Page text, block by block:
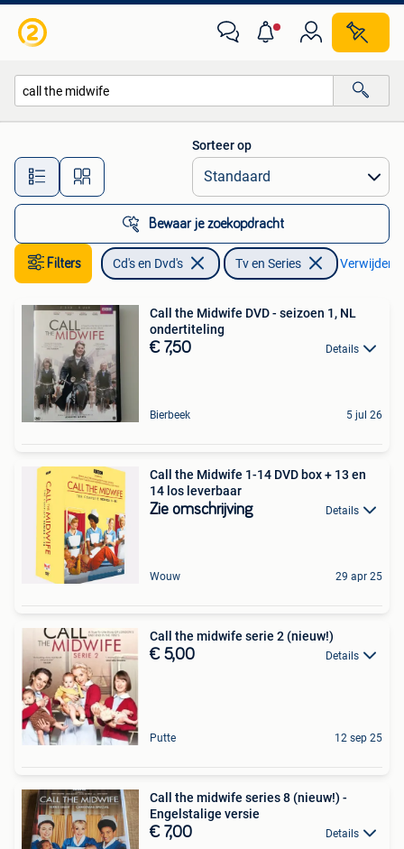
Alle afstanden…
Sorteer op
Bewaar je zoekopdracht
Filters Cd's en Dvd's Tv en Series Verwijder
Call the Midwife DVD - seizoen 1, NL
ondertiteling
€ 7,50 Details
Bierbeek 5 jul 26
Call the Midwife 1-14 DVD box + 13 en
14 los leverbaar
Zie omschrijving Details
Wouw 29 apr 25
Call the midwife serie 2 (nieuw!)
€ 5,00 Details
Putte 12 sep 25
Call the midwife series 8 (nieuw!) -
Engelstalige versie
€ 7,00 Details